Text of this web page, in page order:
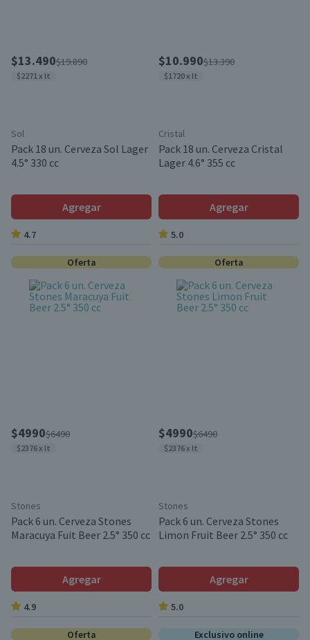
$13.490$19.890
$2271 x lt
Sol
Pack 18 un. Cerveza Sol Lager
4.5° 330 cc
Agregar
4.7
$10.990$13.390
$1720 x lt
Cristal
Pack 18 un. Cerveza Cristal
Lager 4.6° 355 cc
Agregar
5.0
Oferta
$4990$6490
$2376 x lt
Stones
Pack 6 un. Cerveza Stones
Maracuya Fuit Beer 2.5° 350 cc
Agregar
4.9
Oferta
$4990$6490
$2376 x lt
Stones
Pack 6 un. Cerveza Stones
Limon Fruit Beer 2.5° 350 cc
Agregar
5.0
Oferta Exclusivo online